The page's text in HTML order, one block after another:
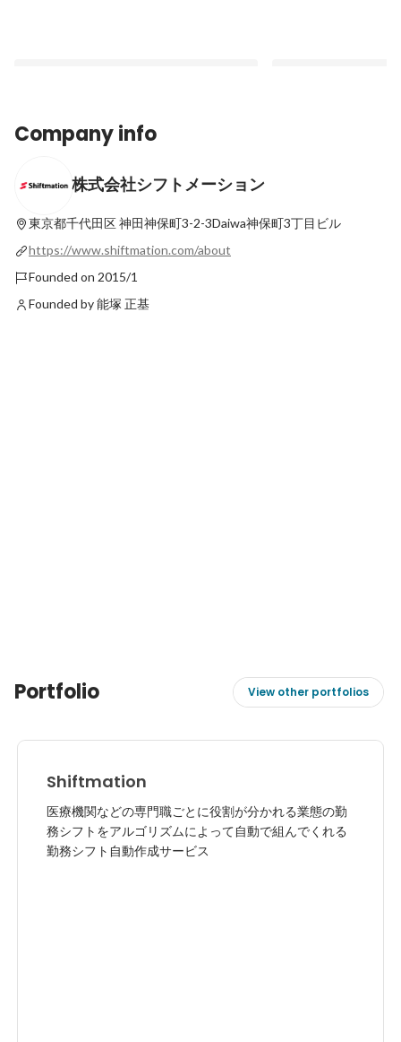
「生産性の高い働き方」を支える空間とは
値基準
Latest Latest
Company info
株式会社シフトメーション
東京都千代田区神田神保町3-2-3Daiwa神保町3丁目ビル
https://www.shiftmation.com/about
Founded on 2015/1
Founded by 能塚 正基
Portfolio View other portfolios
Shiftmation
医療機関などの専門職ごとに役割が分かれる業態の勤
務シフトをアルゴリズムによって自動で組んでくれる
勤務シフト自動作成サービス